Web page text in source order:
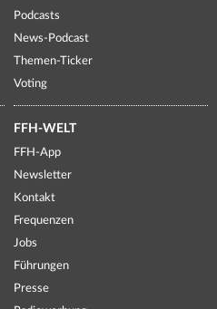
Podcasts
News-Podcast
Themen-Ticker
Voting
FFH-WELT
FFH-App
Newsletter
Kontakt
Frequenzen
Jobs
Führungen
Presse